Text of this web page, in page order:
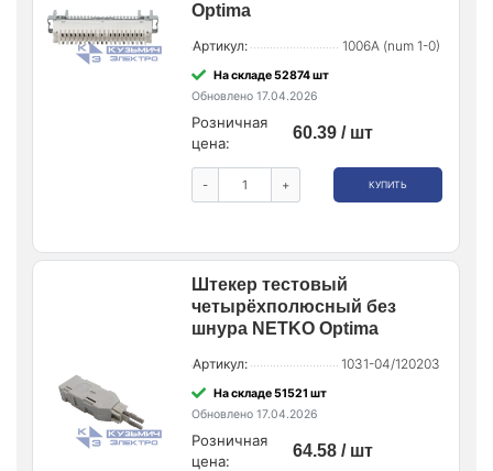
Optima
Артикул: 1006A (num 1-0)
На складе 52874 шт
Обновлено 17.04.2026
Розничная
цена:
60.39 / шт
- + КУПИТЬ
Штекер тестовый
четырёхполюсный без
шнура NETKO Optima
Артикул: 1031-04/120203
На складе 51521 шт
Обновлено 17.04.2026
Розничная
цена:
64.58 / шт